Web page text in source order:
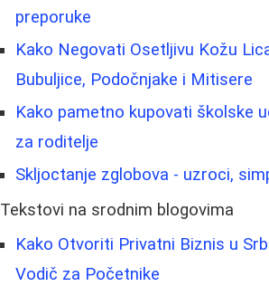
preporuke
Kako Negovati Osetljivu Kožu
Bubuljice, Podočnjake i Mitisere
Kako pametno kupovati školske
za roditelje
Skljoctanje zglobova - uzroci,
Tekstovi na srodnim blogovima
Kako Otvoriti Privatni Biznis u
Vodič za Početnike